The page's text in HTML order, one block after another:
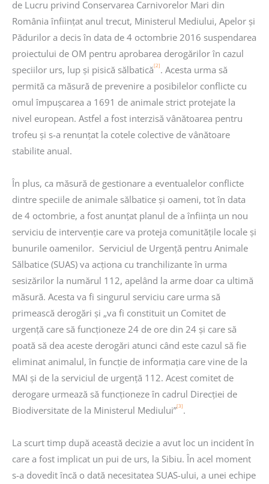
de Lucru privind Conservarea Carnivorelor Mari din
România înființat anul trecut, Ministerul Mediului, Apelor și
Pădurilor a decis în data de 4 octombrie 2016 suspendarea
proiectului de OM pentru aprobarea derogărilor în cazul
speciilor urs, lup și pisică sălbatică[2]. Acesta urma să
permită ca măsură de prevenire a posibilelor conflicte cu
omul împușcarea a 1691 de animale strict protejate la
nivel european. Astfel a fost interzisă vânătoarea pentru
trofeu și s-a renunțat la cotele colective de vânătoare
stabilite anual.
În plus, ca măsură de gestionare a eventualelor conflicte
dintre speciile de animale sălbatice și oameni, tot în data
de 4 octombrie, a fost anunțat planul de a înființa un nou
serviciu de intervenție care va proteja comunitățile locale și
bunurile oamenilor. Serviciul de Urgență pentru Animale
Sălbatice (SUAS) va acționa cu tranchilizante în urma
sesizărilor la numărul 112, apelând la arme doar ca ultimă
măsură. Acesta va fi singurul serviciu care urma să
primească derogări și „va fi constituit un Comitet de
urgență care să funcționeze 24 de ore din 24 și care să
poată să dea aceste derogări atunci când este cazul să fie
eliminat animalul, în funcție de informația care vine de la
MAI și de la serviciul de urgență 112. Acest comitet de
derogare urmează să funcționeze în cadrul Direcției de
Biodiversitate de la Ministerul Mediului”[3].
La scurt timp după această decizie a avut loc un incident în
care a fost implicat un pui de urs, la Sibiu. În acel moment
s-a dovedit încă o dată necesitatea SUAS-ului, a unei echipe